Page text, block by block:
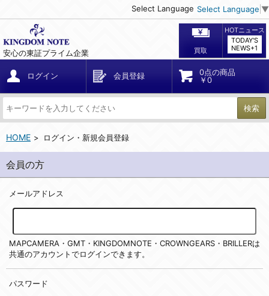
Select Language Select Language ▼
安心の東証プライム企業 買取
HOTニュース
TODAY'S
NEWS+1
ログイン 会員登録
0点の商品
￥0
検索
HOME ログイン・新規会員登録
会員の方
メールアドレス
MAPCAMERA・GMT・KINGDOMNOTE・CROWNGEARS・BRILLERは
共通のアカウントでログインできます。
パスワード